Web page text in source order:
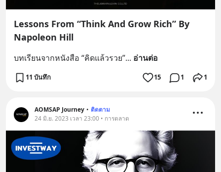
Lessons From “Think And Grow Rich” By
Napoleon Hill
บทเรียนจากหนังสือ “คิดแล้วรวย”... อ่านต่อ
11 บันทึก 15 1 1
AOMSAP Journey • ติดตาม
24 มิ.ย. 2023 เวลา 23:00 • การตลาด